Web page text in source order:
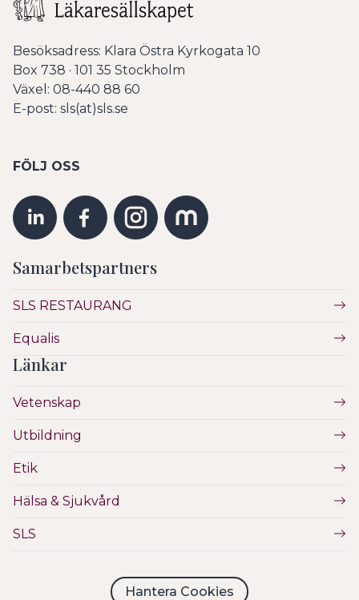
Besöksadress: Klara Östra Kyrkogata 10
Box 738 · 101 35 Stockholm
Växel: 08-440 88 60
E-post: sls(at)sls.se
FÖLJ OSS
Samarbetspartners
SLS RESTAURANG
Equalis
Länkar
Vetenskap
Utbildning
Etik
Hälsa & Sjukvård
SLS
Hantera Cookies